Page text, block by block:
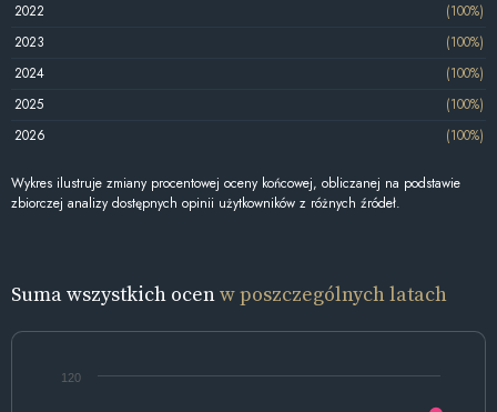
2022
(100%)
2023
(100%)
2024
(100%)
2025
(100%)
2026
(100%)
Wykres ilustruje zmiany procentowej oceny końcowej, obliczanej na podstawie
zbiorczej analizy dostępnych opinii użytkowników z różnych źródeł.
Suma wszystkich ocenw poszczególnych latach
120